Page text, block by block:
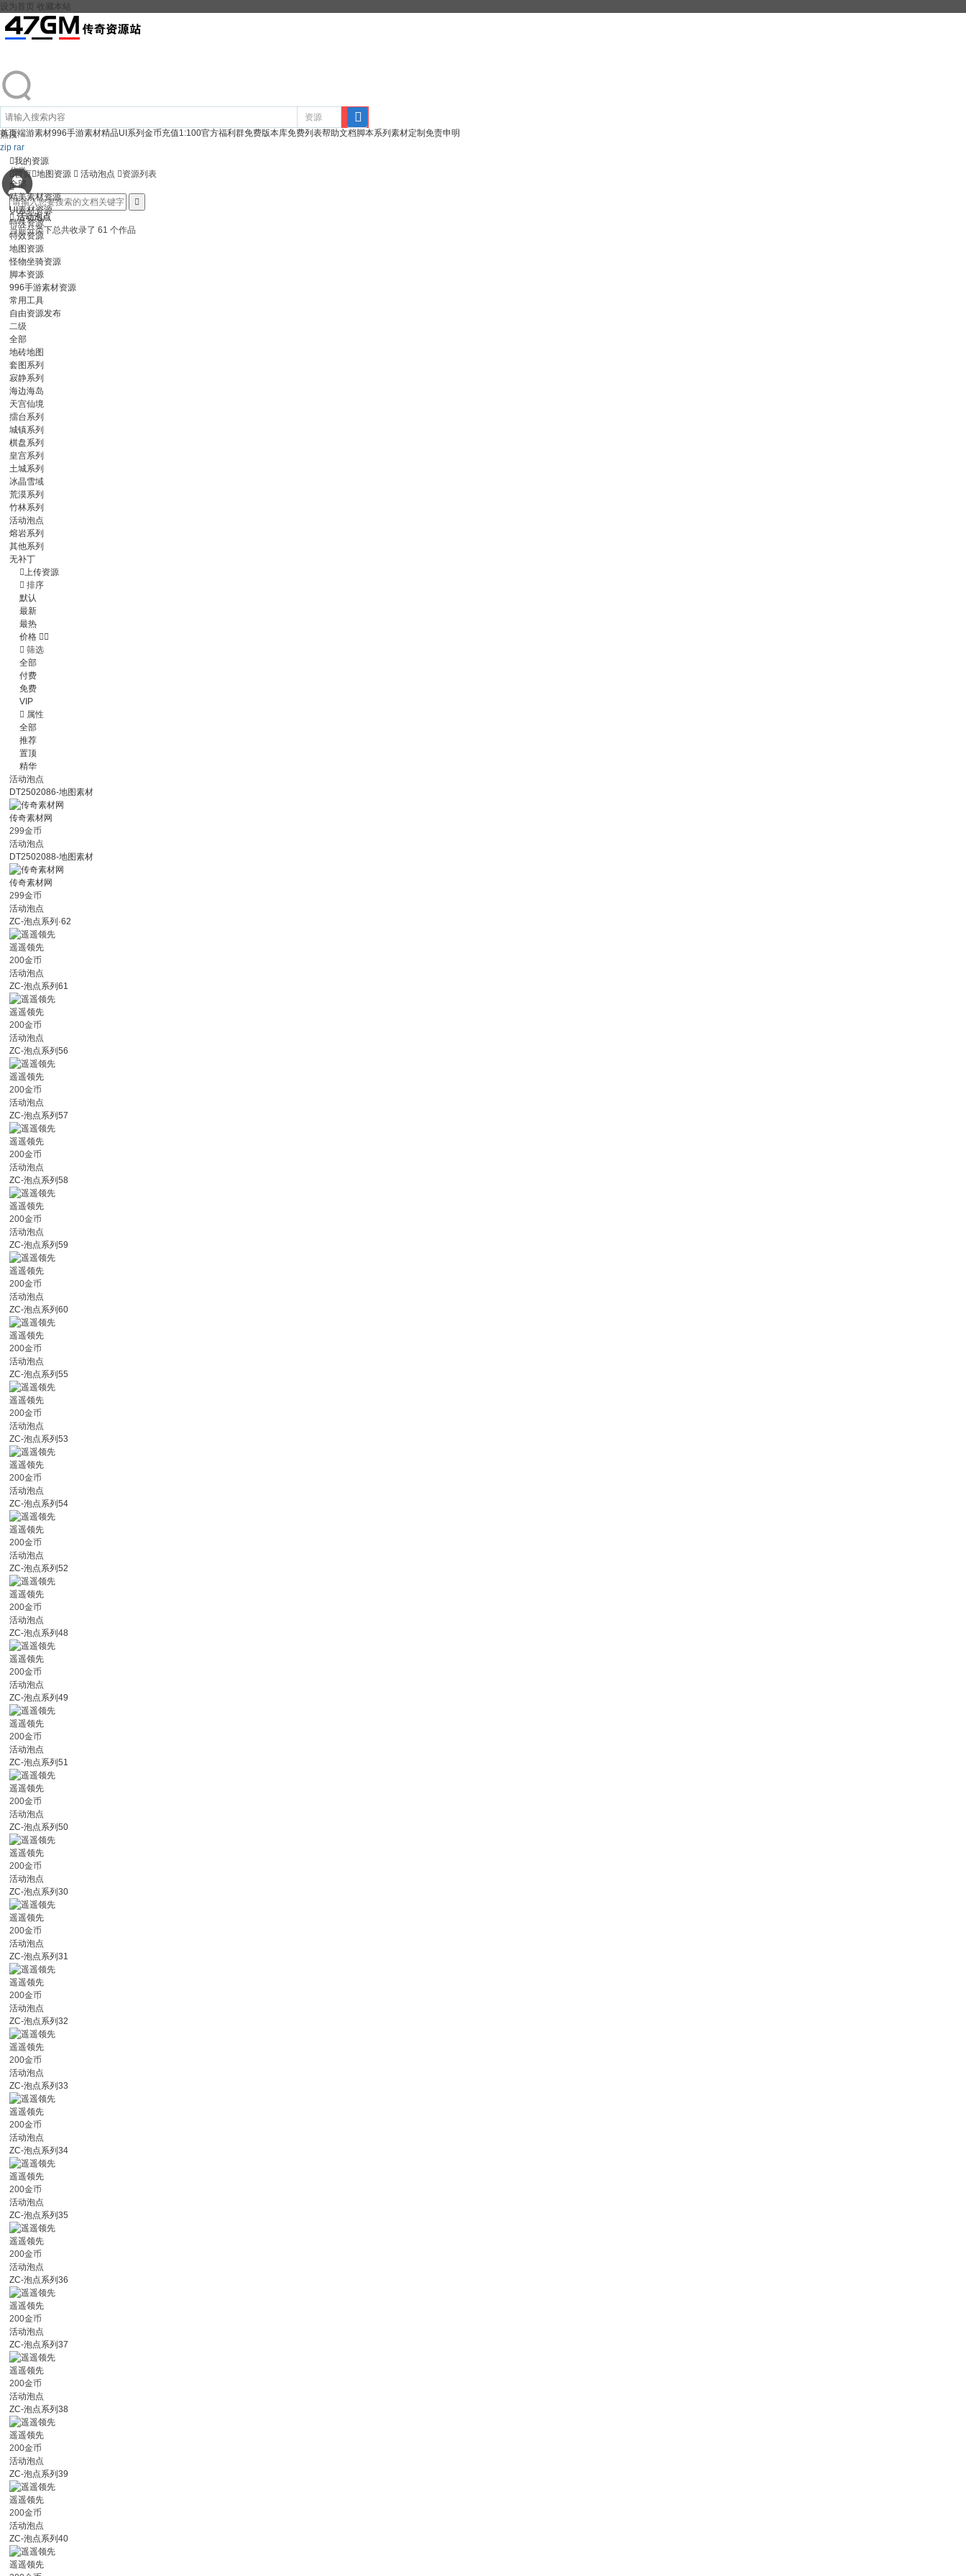
设为首页 收藏本站
资源
搜
热搜:
zip rar
登录 注册
首页端游素材996手游素材精品UI系列 金币充值1:100官方福利群免费版本库免费列表帮助文档脚本系列 素材定制 免责申明
我的资源
首页地图资源  活动泡点 资源列表


活动泡点
当前分类下总共收录了 61 个作品
分类
全部
精美素材资源
UI素材资源
特殊资源
特效资源
地图资源
怪物坐骑资源
脚本资源
996手游素材资源
常用工具
自由资源发布
二级
全部
地砖地图
套图系列
寂静系列
海边海岛
天宫仙境
擂台系列
城镇系列
棋盘系列
皇宫系列
土城系列
冰晶雪域
荒漠系列
竹林系列
活动泡点
熔岩系列
其他系列
无补丁
上传资源
 排序
默认
最新
最热
价格 
 筛选
全部
付费
免费
VIP
 属性
全部
推荐
置顶
精华
活动泡点
DT2502086-地图素材
传奇素材网
299金币
活动泡点
DT2502088-地图素材
传奇素材网
299金币
活动泡点
ZC-泡点系列·62
遥遥领先
200金币
活动泡点
ZC-泡点系列61
遥遥领先
200金币
活动泡点
ZC-泡点系列56
遥遥领先
200金币
活动泡点
ZC-泡点系列57
遥遥领先
200金币
活动泡点
ZC-泡点系列58
遥遥领先
200金币
活动泡点
ZC-泡点系列59
遥遥领先
200金币
活动泡点
ZC-泡点系列60
遥遥领先
200金币
活动泡点
ZC-泡点系列55
遥遥领先
200金币
活动泡点
ZC-泡点系列53
遥遥领先
200金币
活动泡点
ZC-泡点系列54
遥遥领先
200金币
活动泡点
ZC-泡点系列52
遥遥领先
200金币
活动泡点
ZC-泡点系列48
遥遥领先
200金币
活动泡点
ZC-泡点系列49
遥遥领先
200金币
活动泡点
ZC-泡点系列51
遥遥领先
200金币
活动泡点
ZC-泡点系列50
遥遥领先
200金币
活动泡点
ZC-泡点系列30
遥遥领先
200金币
活动泡点
ZC-泡点系列31
遥遥领先
200金币
活动泡点
ZC-泡点系列32
遥遥领先
200金币
活动泡点
ZC-泡点系列33
遥遥领先
200金币
活动泡点
ZC-泡点系列34
遥遥领先
200金币
活动泡点
ZC-泡点系列35
遥遥领先
200金币
活动泡点
ZC-泡点系列36
遥遥领先
200金币
活动泡点
ZC-泡点系列37
遥遥领先
200金币
活动泡点
ZC-泡点系列38
遥遥领先
200金币
活动泡点
ZC-泡点系列39
遥遥领先
200金币
活动泡点
ZC-泡点系列40
遥遥领先